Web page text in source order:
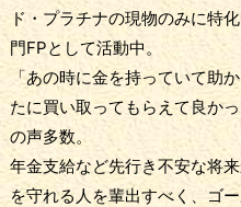
ド・プラチナの現物のみに特
門FPとして活動中。
「あの時に金を持っていて助
たに買い取ってもらえて良か
の声多数。
年金支給など先行き不安な将
を守れる人を輩出すべく、ゴ